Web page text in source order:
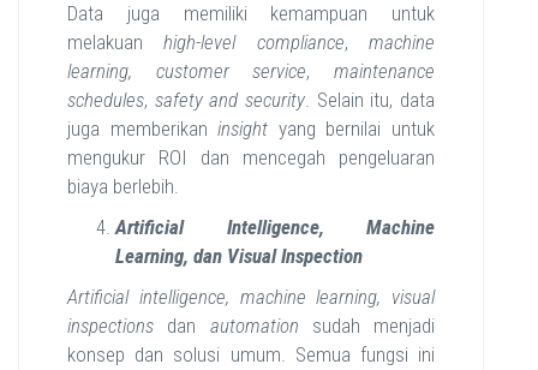
Data juga memiliki kemampuan untuk
melakuanhigh-level compliance,machine
learning, customer service,maintenance
schedules, safety and security. Selain itu, data
juga memberikaninsight yang bernilai untuk
mengukur ROI dan mencegah pengeluaran
biaya berlebih.
Artificial Intelligence, Machine
Learning, dan Visual Inspection
Artificial intelligence, machine learning, visual
inspections dan automation sudah menjadi
konsep dan solusi umum. Semua fungsi ini